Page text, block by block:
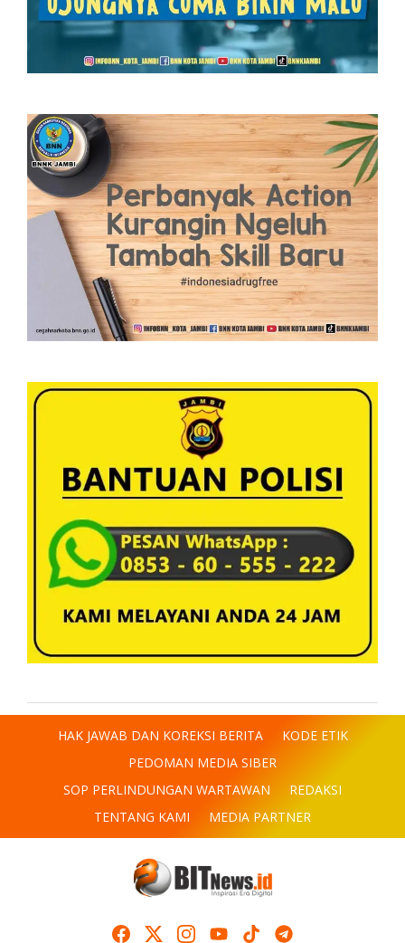
HAK JAWAB DAN KOREKSI BERITA
KODE ETIK
PEDOMAN MEDIA SIBER
SOP PERLINDUNGAN WARTAWAN
REDAKSI
TENTANG KAMI
MEDIA PARTNER